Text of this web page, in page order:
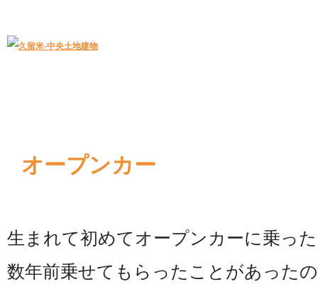
オープンカー
生まれて初めてオープンカーに乗っ
数年前乗せてもらったことがあった